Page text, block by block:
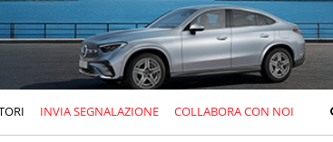
INVIA SEGNALAZIONE COLLABORA CON NOI